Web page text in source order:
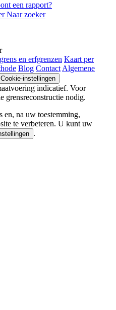
een rapport?
Naar zoeker
en erfgrenzen Kaart per
Blog Contact Algemene
Cookie-instellingen
indicatief. Voor
grensreconstructie nodig.
na uw toestemming,
te verbeteren. U kunt uw
.